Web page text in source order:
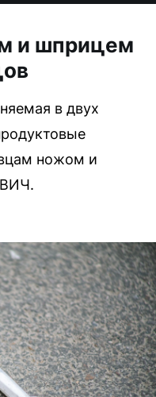
и шприцем
в двух
ножом и
ВИЧ.